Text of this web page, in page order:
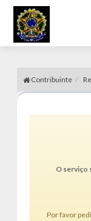
Contribuinte
O serviço
Por favor